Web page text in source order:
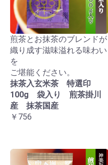
煎茶とお抹茶のブレンドが
織り成す滋味溢れる味わい
を
ご堪能ください。
抹茶入玄米茶 特選印
100g 袋入り 煎茶掛川
産 抹茶国産
￥756